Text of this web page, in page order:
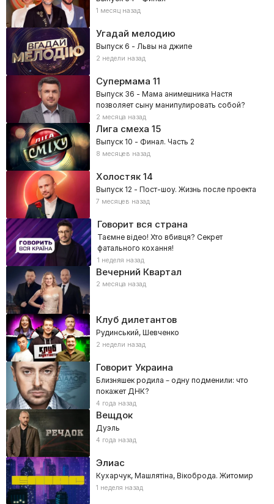
1 месяц назад
Угадай мелодию
Выпуск 6 - Львы на джипе
2 недели назад
Супермама 11
Выпуск 36 - Мама анимешника Настя
позволяет сыну манипулировать собой?
2 месяца назад
Лига смеха 15
Выпуск 10 - Финал. Часть 2
8 месяцев назад
Холостяк14
Выпуск 12 - Пост-шоу. Жизнь после проекта
7 месяцев назад
Говорит вся страна
Таємне відео! Хто вбивця? Секрет
фатального кохання!
1 неделя назад
Вечерний Квартал
2 месяца назад
Клуб дилетантов
Рудинський, Шевченко
2 недели назад
Говорит Украина
Близняшек родила – одну подменили: что
покажет ДНК?
4 года назад
Вещдок
Дуэль
4 года назад
Элиас
Кухарчук, Машлятіна, Вікоброда. Житомир
1 неделя назад